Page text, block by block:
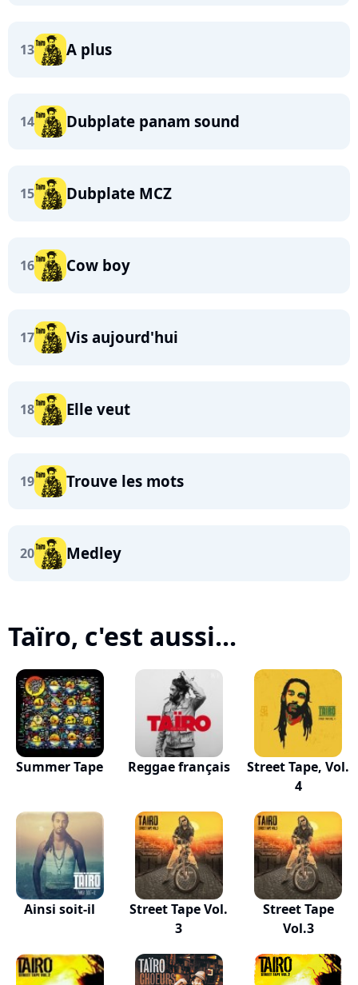
13 A plus
14 Dubplate panam sound
15 Dubplate MCZ
16 Cow boy
17 Vis aujourd'hui
18 Elle veut
19 Trouve les mots
20 Medley
Taïro, c'est aussi...
Summer Tape Reggae français
Street Tape, Vol.
4
Ainsi soit-il
Street Tape Vol.
3
Street Tape
Vol.3